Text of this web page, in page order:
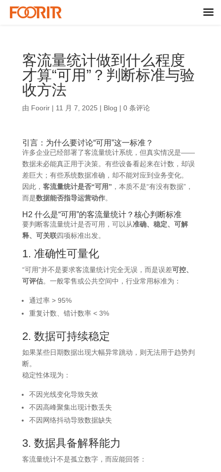
客流量统计做到什么程度
才算“可用”？判断标准与验
收方法
由 Foorir| 11 月 7, 2025 | Blog | 0 条评论
引言：为什么要讨论“可用”这一标准？
许多企业已经部署了客流量统计系统，但真实情况是——
数据未必能真正用于决策。有些设备看起来在计数，却误
差巨大；有些系统数据准确，却不能对应到业务变化。
因此， 客流量统计是否“可用” ，本质不是“有没有数据”，
而是数据能否指导运营动作。
H2 什么是“可用”的客流量统计？核心判断标准
要判断客流量统计是否可用，可以从准确、稳定、可解
释、可关联四项标准出发。
1. 准确性可量化
“可用”并不是要求客流量统计完全无误，而是误差可控、
可评估。一般零售或公共空间中，行业常用标准为：
通过率 > 95%
重复计数、错计数率 < 3%
2. 数据可持续稳定
如果某些日期数据出现大幅异常跳动，则无法用于趋势判
断。
稳定性体现为：
不因光线变化导致失效
不因高峰聚集出现计数丢失
不因网络抖动导致数据缺失
3. 数据具备解释能力
客流量统计不是孤立数字，而应能回答：